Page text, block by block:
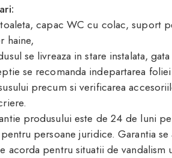
capac WC cu colac, suport
haine,
se livreaza in stare instalata,
se recomanda indepartarea
precum si verificarea
produsului este de 24 de luni
persoane juridice. Garantia
acorda pentru situatii de vandalism